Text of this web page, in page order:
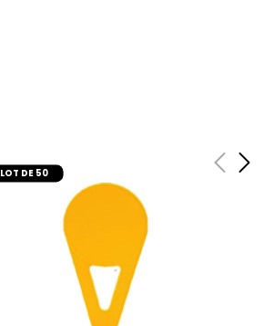
ajouter au panier
LOT DE 50